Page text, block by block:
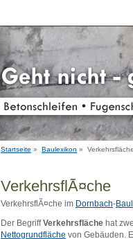
VerkehrsflÃ¤che
VerkehrsflÃ¤che im Dornbach-
Der BegriffVerkehrsfläche hat
Nettogrundfläche von Gebäuden.
Startseite » Baulexikon »